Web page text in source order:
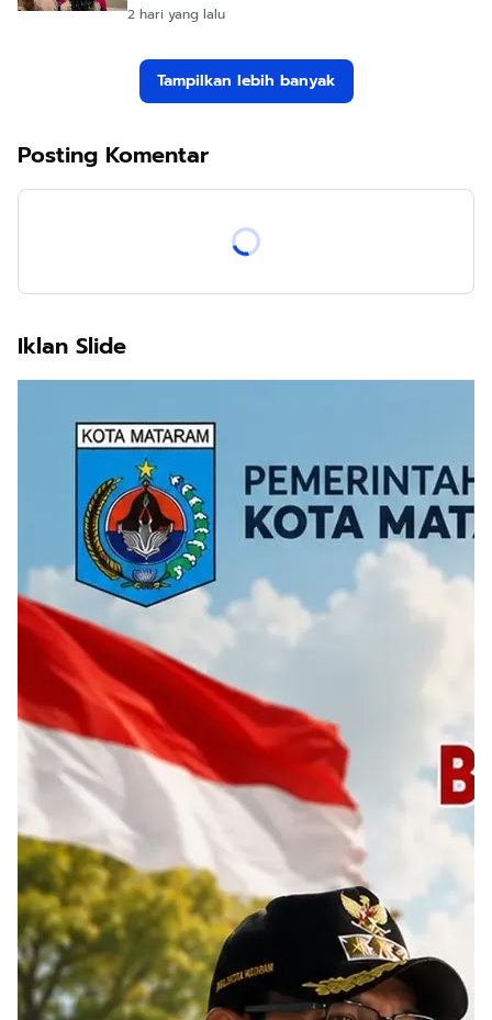
2 hari yang lalu
Tampilkan lebih banyak
Posting Komentar
Iklan Slide